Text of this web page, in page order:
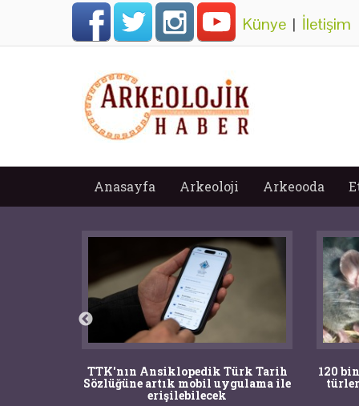
Künye | İletişim
Anasayfa Arkeoloji Arkeooda
TTK'nın Ansiklopedik Türk Tarih
Sözlüğüne artık mobil uygulama ile
erişilebilecek
120